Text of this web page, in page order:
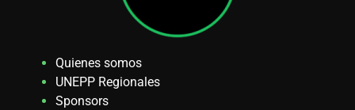
Quienes somos
UNEPP Regionales
Sponsors